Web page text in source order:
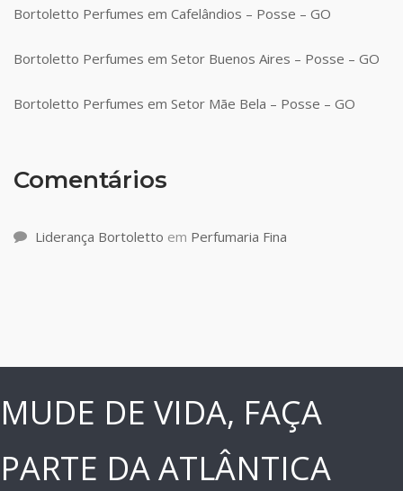
Bortoletto Perfumes em Cafelândios – Posse – GO
Bortoletto Perfumes em Setor Buenos Aires – Posse – GO
Bortoletto Perfumes em Setor Mãe Bela – Posse – GO
Comentários
Liderança Bortoletto em Perfumaria Fina
MUDE DE VIDA, FAÇA
PARTE DA ATLÂNTICA